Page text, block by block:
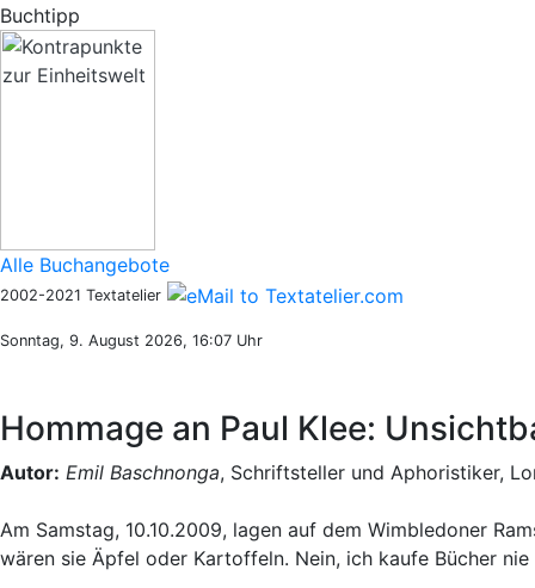
Buchtipp
Alle Buchangebote
2002-2021 Textatelier
Sonntag, 9. August 2026, 16:07 Uhr
Hommage an Paul Klee:
Autor: Emil Baschnonga, Schriftsteller und Aphoristiker,
Am Samstag, 10.10.2009, lagen auf dem Wimbledoner
wären sie Äpfel oder Kartoffeln. Nein, ich kaufe Bücher